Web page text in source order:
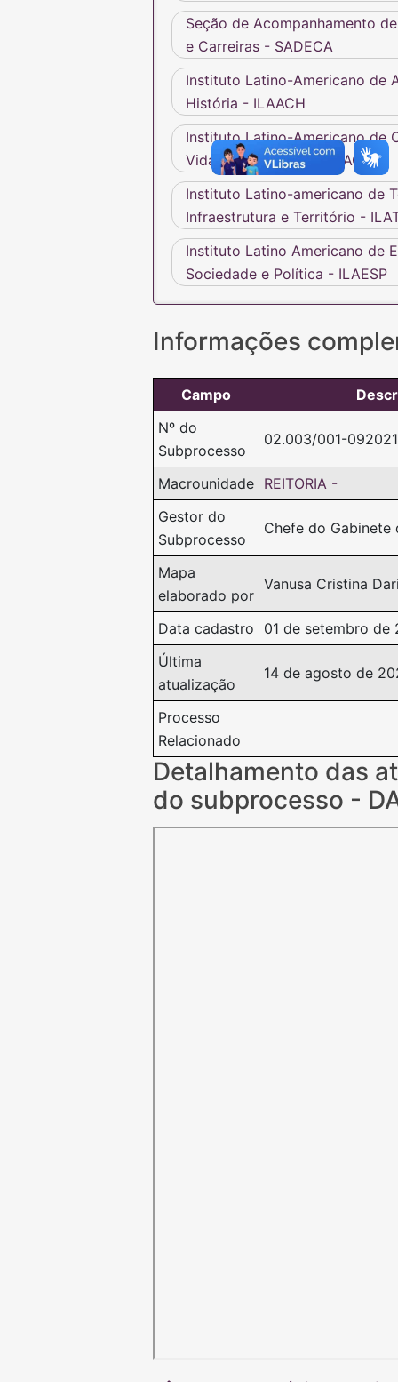
Seção de Acompanhamento
e Carreiras - SADECA
Instituto Latino-Americano de
História - ILAACH
Instituto Latino-Americano de
Vida e da Natureza - ILACVN
Instituto Latino-americano de
Infraestrutura e Território -
Instituto Latino Americano de
Sociedade e Política - ILAESP
Informações
Campo
Nº do
Subprocesso
02.003/001-092021
Macrounidade REITORIA -
Gestor do
Subprocesso
Chefe do Gabinete
Mapa
elaborado por
Vanusa Cristina
Data cadastro
01 de setembro de
Última
atualização
14 de agosto de
Processo
Relacionado
Detalhamento das
do subprocesso -